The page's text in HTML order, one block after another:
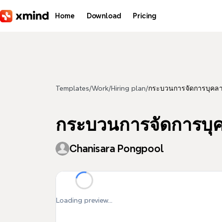
Home Download Pricing
Templates/Work/Hiring plan/กระบวนการจัดการบุคล
กระบวนการจัดการบุ
Chanisara Pongpool
Loading preview...